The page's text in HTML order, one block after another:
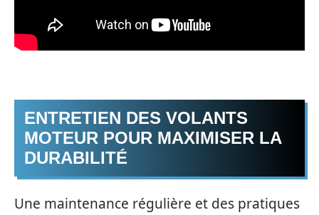
ENTRETIEN DES VOLANTS
MOTEUR POUR MAXIMISER LA
DURABILITÉ
Une maintenance régulière et des pratiques